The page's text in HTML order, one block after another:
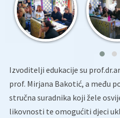
Izvoditelji edukacije su
prof. Mirjana Bakotić, a među
stručna suradnika koji žele
likovnosti te omogućiti djeci